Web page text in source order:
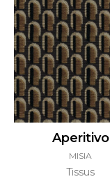
Aperitivo
MISIA
Tissus